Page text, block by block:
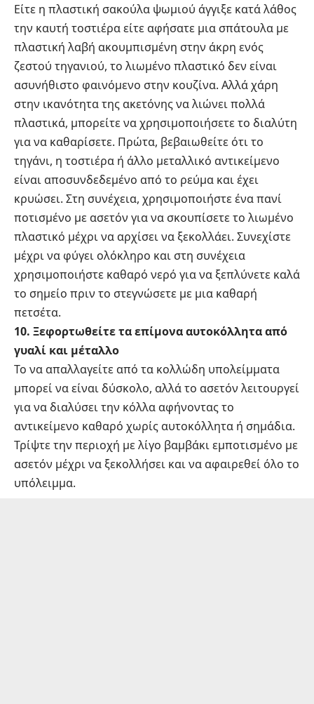
Είτε η πλαστική σακούλα ψωμιού άγγιξε κατά λάθος
την καυτή τοστιέρα είτε αφήσατε μια σπάτουλα με
πλαστική λαβή ακουμπισμένη στην άκρη ενός
ζεστού τηγανιού, το λιωμένο πλαστικό δεν είναι
ασυνήθιστο φαινόμενο στην κουζίνα. Αλλά χάρη
στην ικανότητα της ακετόνης να λιώνει πολλά
πλαστικά, μπορείτε να χρησιμοποιήσετε το διαλύτη
για να καθαρίσετε. Πρώτα, βεβαιωθείτε ότι το
τηγάνι, η τοστιέρα ή άλλο μεταλλικό αντικείμενο
είναι αποσυνδεδεμένο από το ρεύμα και έχει
κρυώσει. Στη συνέχεια, χρησιμοποιήστε ένα πανί
ποτισμένο με ασετόν για να σκουπίσετε το λιωμένο
πλαστικό μέχρι να αρχίσει να ξεκολλάει. Συνεχίστε
μέχρι να φύγει ολόκληρο και στη συνέχεια
χρησιμοποιήστε καθαρό νερό για να ξεπλύνετε καλά
το σημείο πριν το στεγνώσετε με μια καθαρή
πετσέτα.
10. Ξεφορτωθείτε τα επίμονα αυτοκόλλητα από
γυαλί και μέταλλο
Το να απαλλαγείτε από τα κολλώδη υπολείμματα
μπορεί να είναι δύσκολο, αλλά το ασετόν λειτουργεί
για να διαλύσει την κόλλα αφήνοντας το
αντικείμενο καθαρό χωρίς αυτοκόλλητα ή σημάδια.
Τρίψτε την περιοχή με λίγο βαμβάκι εμποτισμένο με
ασετόν μέχρι να ξεκολλήσει και να αφαιρεθεί όλο το
υπόλειμμα.